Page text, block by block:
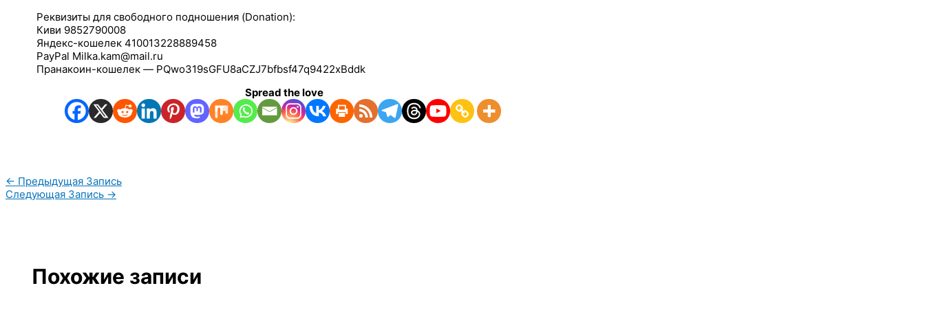
Embed
Реквизиты для свободного подношения (Donation):
Киви 9852790008
Яндекс-кошелек 410013228889458
PayPal Milka.kam@mail.ru
Пранакоин-кошелек — PQwo319sGFU8aCZJ7bfbsf47q9422xBddk
Spread the love
← Предыдущая Запись
Следующая Запись →
Похожие записи